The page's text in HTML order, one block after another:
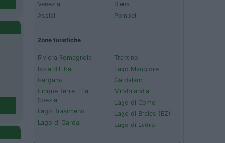
Venezia
Assisi
Siena
Pompei
Zone turistiche
Riviera Romagnola
Isola d'Elba
Gargano
Cinque Terre - La
Spezia
Lago Trasimeno
Lago di Garda
Trentino
Lago Maggiore
Gardaland
Mirabilandia
Lago di Como
Lago di Braies (BZ)
Lago di Ledro